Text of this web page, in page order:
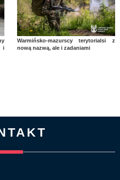
i
Warmińsko-mazurscy terytorialsi z
nową nazwą, ale i zadaniami